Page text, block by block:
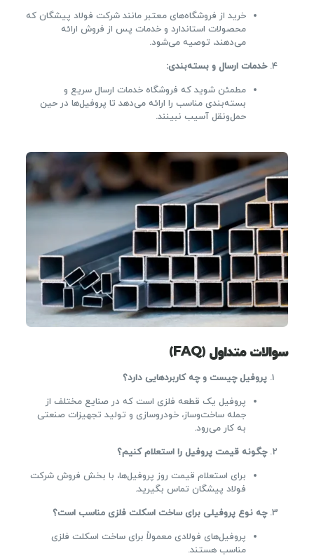
خرید از فروشگاه‌های معتبر مانند شرکت فولاد پیشگان که
محصولات استاندارد و خدمات پس از فروش ارائه
می‌دهند، توصیه می‌شود.
خدمات ارسال و بسته‌بندی:
مطمئن شوید که فروشگاه خدمات ارسال سریع و
بسته‌بندی مناسب را ارائه می‌دهد تا پروفیل‌ها در حین
حمل‌ونقل آسیب نبینند.
سوالات متداول (FAQ)
پروفیل چیست و چه کاربردهایی دارد؟
پروفیل یک قطعه فلزی است که در صنایع مختلف از
جمله ساخت‌وساز، خودروسازی و تولید تجهیزات صنعتی
به کار می‌رود.
چگونه قیمت پروفیل را استعلام کنیم؟
برای استعلام قیمت روز پروفیل‌ها، با بخش فروش شرکت
فولاد پیشگان تماس بگیرید.
چه نوع پروفیلی برای ساخت اسکلت فلزی مناسب است؟
پروفیل‌های فولادی معمولاً برای ساخت اسکلت فلزی
مناسب هستند.